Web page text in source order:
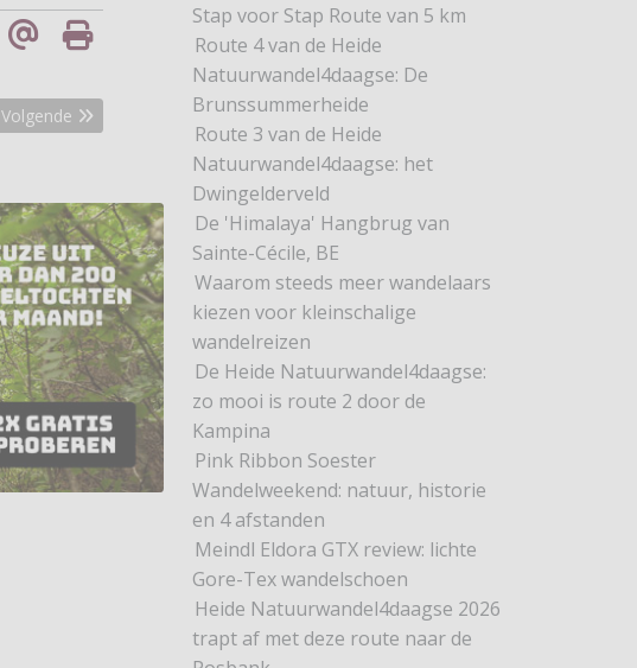
Volgende artikel: Wandel naar je Werk-dag 2019 groot succes
Volgende
Stap voor Stap Route van 5 km
Route 4 van de Heide
Natuurwandel4daagse: De
Brunssummerheide
Route 3 van de Heide
Natuurwandel4daagse: het
Dwingelderveld
De 'Himalaya' Hangbrug van
Sainte-Cécile, BE
Waarom steeds meer wandelaars
kiezen voor kleinschalige
wandelreizen
De Heide Natuurwandel4daagse:
zo mooi is route 2 door de
Kampina
Pink Ribbon Soester
Wandelweekend: natuur, historie
en 4 afstanden
Meindl Eldora GTX review: lichte
Gore-Tex wandelschoen
Heide Natuurwandel4daagse 2026
trapt af met deze route naar de